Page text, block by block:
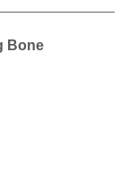
Bone